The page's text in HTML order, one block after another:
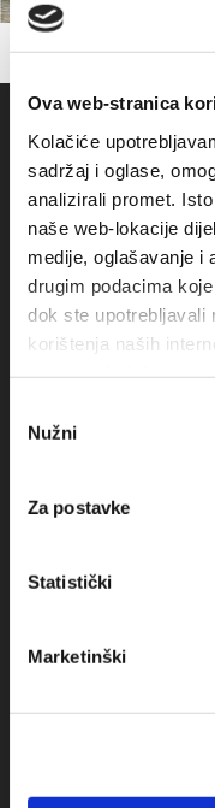
Ova web-stranica
Kolačiće
sadržaj i oglase,
analizirali promet.
naše web-lokacije
medije, oglašavanje i
drugim podacima
dok ste upotrebljavali
korištenja naših
pristanka
Nužni
Za postavke
Statistički
Marketinški
Obala sv. Nikole
+385(0)21
+385(0)21 678754